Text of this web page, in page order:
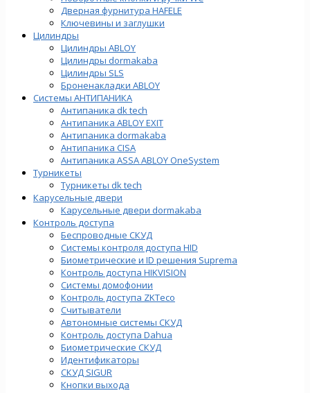
Дверная фурнитура HAFELE
Ключевины и заглушки
Цилиндры
Цилиндры ABLOY
Цилиндры dormakaba
Цилиндры SLS
Броненакладки ABLOY
Системы АНТИПАНИКА
Антипаника dk tech
Антипаника ABLOY EXIT
Антипаника dormakaba
Антипаника СISA
Антипаника ASSA ABLOY OneSystem
Турникеты
Турникеты dk tech
Карусельные двери
Карусельные двери dormakaba
Контроль доступа
Беспроводные СКУД
Системы контроля доступа HID
Биометрические и ID решения Suprema
Контроль доступа HIKVISION
Системы домофонии
Контроль доступа ZKTeco
Считыватели
Автономные системы СКУД
Контроль доступа Dahua
Биометрические СКУД
Идентификаторы
СКУД SIGUR
Кнопки выхода